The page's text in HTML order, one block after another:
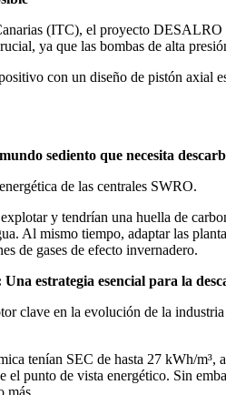
(ITC), el proyecto
ya que las bombas de alta
con un diseño de pistón
sediento que necesita
de las centrales SWRO.
y tendrían una huella de
Al mismo tiempo, adaptar las
de gases de efecto invernadero.
Una estrategia esencial para la
clave en la evolución de la
tenían SEC de hasta 27 kWh/
punto de vista energético. Sin
más.